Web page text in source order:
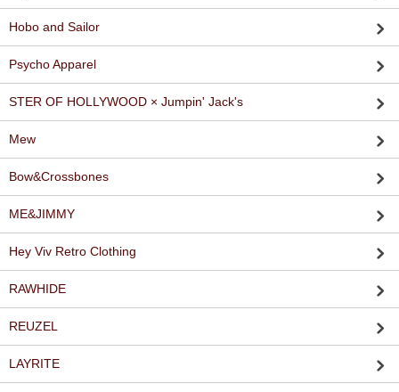
Hobo and Sailor
Psycho Apparel
STER OF HOLLYWOOD × Jumpin' Jack's
Mew
Bow&Crossbones
ME&JIMMY
Hey Viv Retro Clothing
RAWHIDE
REUZEL
LAYRITE